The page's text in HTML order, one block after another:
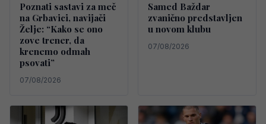
Poznati sastavi za meč
na Grbavici, navijači
Želje: “Kako se ono
zove trener, da
krenemo odmah
psovati”
07/08/2026
Samed Baždar
zvanično predstavljen
u novom klubu
07/08/2026